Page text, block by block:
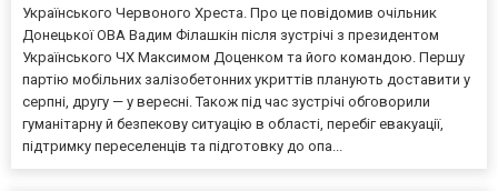
Українського Червоного Хреста. Про це повідомив очільник
Донецької ОВА Вадим Філашкін після зустрічі з президентом
Українського ЧХ Максимом Доценком та його командою. Першу
партію мобільних залізобетонних укриттів планують доставити у
серпні, другу — у вересні. Також під час зустрічі обговорили
гуманітарну й безпекову ситуацію в області, перебіг евакуації,
підтримку переселенців та підготовку до опа...